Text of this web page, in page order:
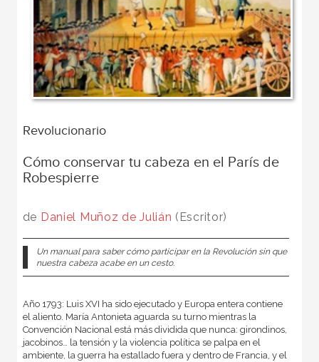
Revolucionario
Cómo conservar tu cabeza en el París de
Robespierre
de Daniel Muñoz de Julián (Escritor)
Un manual para saber cómo participar en la Revolución sin que
nuestra cabeza acabe en un cesto.
Año 1793: Luis XVI ha sido ejecutado y Europa entera contiene
el aliento. María Antonieta aguarda su turno mientras la
Convención Nacional está más dividida que nunca: girondinos,
jacobinos… la tensión y la violencia política se palpa en el
ambiente, la guerra ha estallado fuera y dentro de Francia, y el